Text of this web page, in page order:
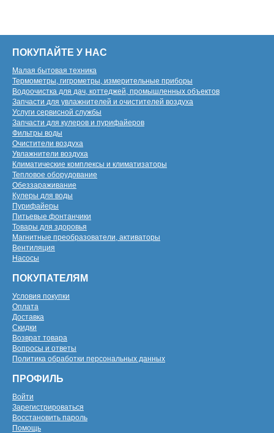
ПОКУПАЙТЕ У НАС
Малая бытовая техника
Термометры, гигрометры, измерительные приборы
Водоочистка для дач, коттеджей, промышленных объектов
Запчасти для увлажнителей и очистителей воздуха
Услуги сервисной службы
Запчасти для кулеров и пурифайеров
Фильтры воды
Очистители воздуха
Увлажнители воздуха
Климатические комплексы и климатизаторы
Тепловое оборудование
Обеззараживание
Кулеры для воды
Пурифайеры
Питьевые фонтанчики
Товары для здоровья
Магнитные преобразователи, активаторы
Вентиляция
Насосы
ПОКУПАТЕЛЯМ
Условия покупки
Оплата
Доставка
Скидки
Возврат товара
Вопросы и ответы
Политика обработки персональных данных
ПРОФИЛЬ
Войти
Зарегистрироваться
Восстановить пароль
Помощь